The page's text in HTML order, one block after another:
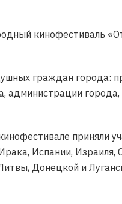
кинофестиваль
граждан города:
администрации
приняли
Испании,
Донецкой и